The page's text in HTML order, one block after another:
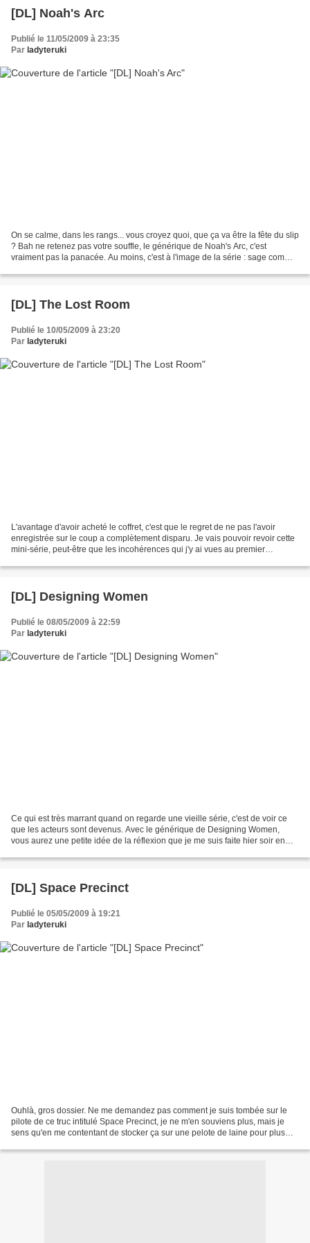
[DL] Noah's Arc
Publié le 11/05/2009 à 23:35
Par ladyteruki
On se calme, dans les rangs... vous croyez quoi, que ça va être la fête du slip
? Bah ne retenez pas votre souffle, le générique de Noah's Arc, c'est
vraiment pas la panacée. Au moins, c'est à l'image de la série : sage comme
[DL] The Lost Room
Publié le 10/05/2009 à 23:20
Par ladyteruki
L'avantage d'avoir acheté le coffret, c'est que le regret de ne pas l'avoir
enregistrée sur le coup a complètement disparu. Je vais pouvoir revoir cette
mini-série, peut-être que les incohérences qui j'y ai vues au premier
[DL] Designing Women
Publié le 08/05/2009 à 22:59
Par ladyteruki
Ce qui est très marrant quand on regarde une vieille série, c'est de voir ce
que les acteurs sont devenus. Avec le générique de Designing Women,
vous aurez une petite idée de la réflexion que je me suis faite hier soir en
[DL] Space Precinct
Publié le 05/05/2009 à 19:21
Par ladyteruki
Ouhlà, gros dossier. Ne me demandez pas comment je suis tombée sur le
pilote de ce truc intitulé Space Precinct, je ne m'en souviens plus, mais je
sens qu'en me contentant de stocker ça sur une pelote de laine pour plus